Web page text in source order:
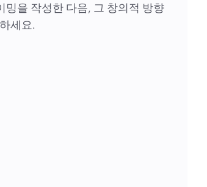
을 작성한 다음, 그 창의적 방향
세요.